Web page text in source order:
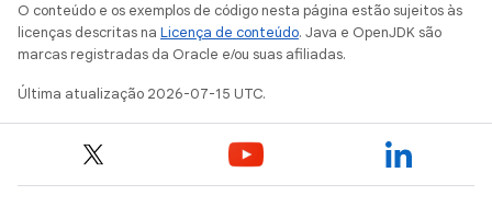
O conteúdo e os exemplos de código nesta página estão sujeitos às
licenças descritas na Licença de conteúdo. Java e OpenJDK são
marcas registradas da Oracle e/ou suas afiliadas.
Última atualização 2026-07-15 UTC.